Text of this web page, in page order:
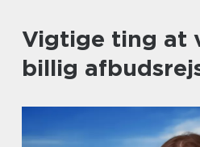
Vigtige ting at
billig